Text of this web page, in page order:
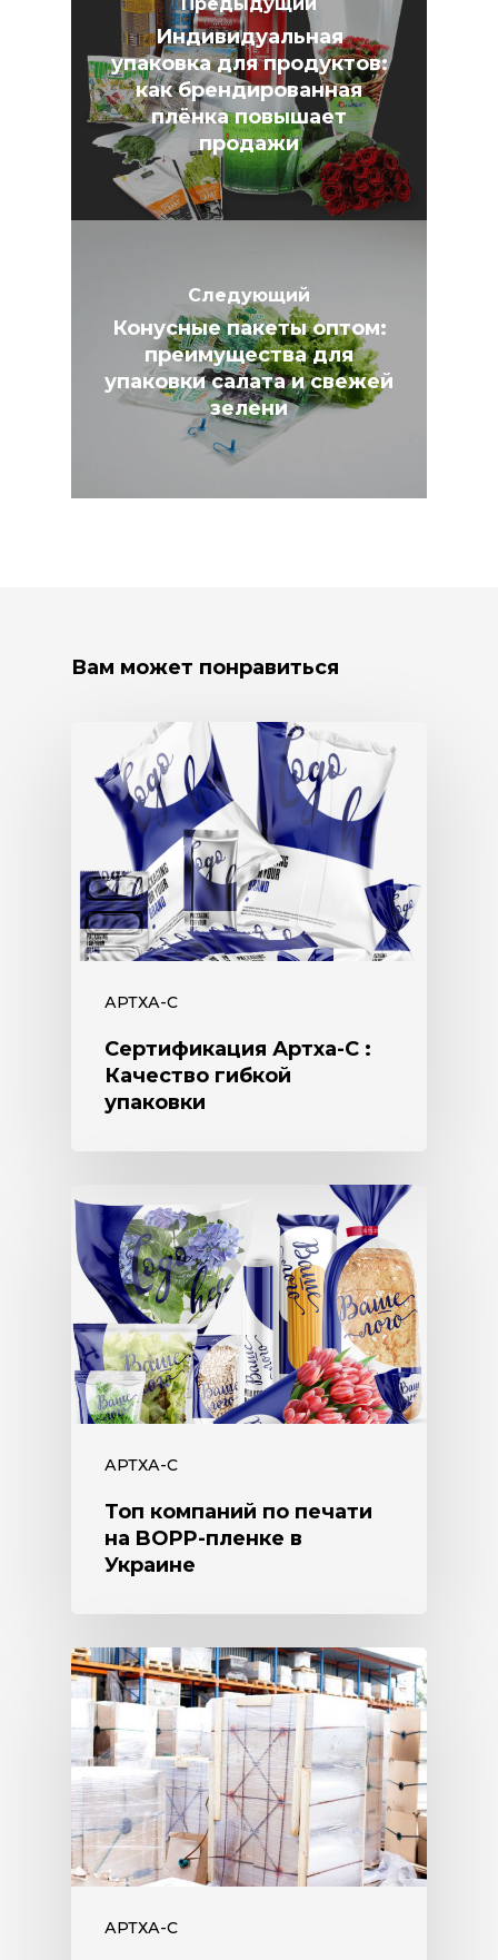
Индивидуальная
упаковка для продуктов:
как брендированная
плёнка повышает
продажи
Следующий
Конусные пакеты оптом:
преимущества для
упаковки салата и свежей
зелени
Вам может понравиться
АРТХА-С
Сертификация Артха-С :
Качество гибкой
упаковки
АРТХА-С
Топ компаний по печати
на BOPP-пленке в
Украине
АРТХА-С